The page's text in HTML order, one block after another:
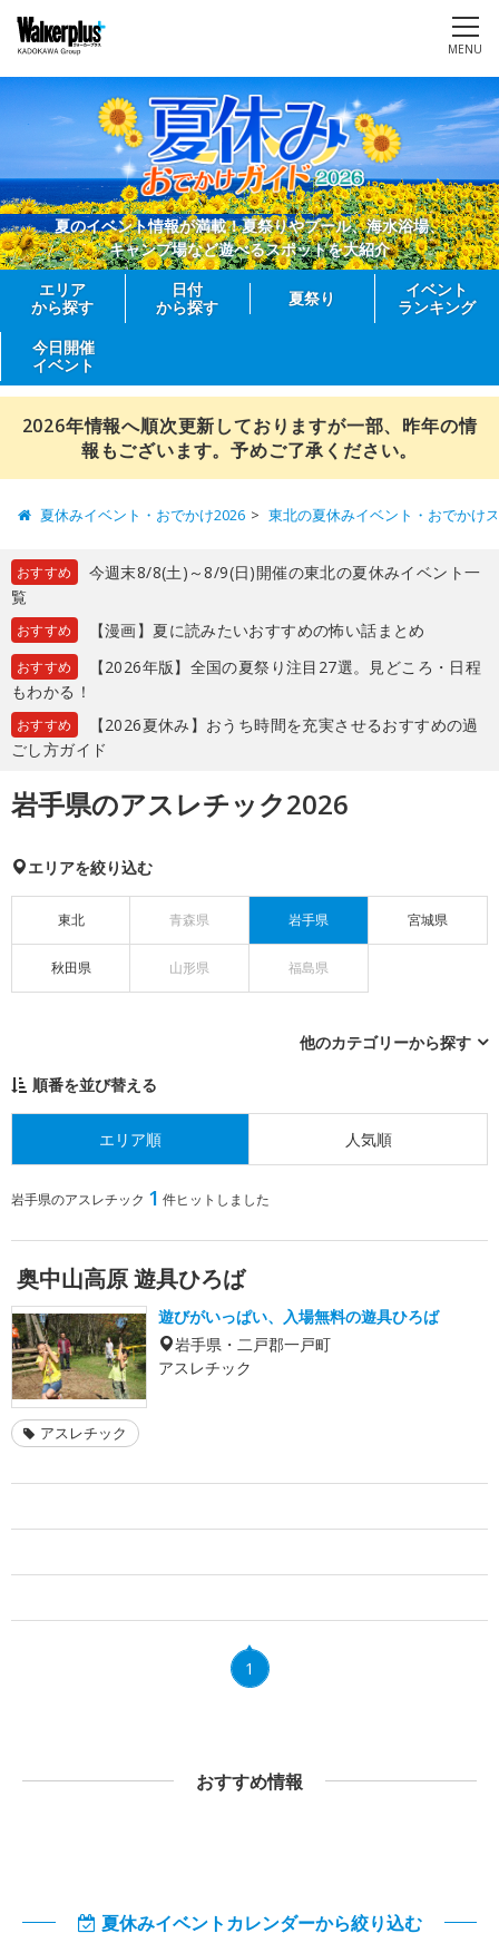
MENU
夏のイベント情報が満載！夏祭りやプール、海水浴場、
キャンプ場など遊べるスポットを大紹介
エリア
から探す
日付
から探す
夏祭り
イベント
ランキング
今日開催
イベント
2026年情報へ順次更新しておりますが一部、昨年の情
報もございます。予めご了承ください。
夏休みイベント・おでかけ2026 東北の夏休みイベント・おでかけ
おすすめ
今週末8/8(土)～8/9(日)開催の東北の夏休みイベント一
覧
おすすめ 【漫画】夏に読みたいおすすめの怖い話まとめ
おすすめ
【2026年版】全国の夏祭り注目27選。見どころ・日程
もわかる！
おすすめ
【2026夏休み】おうち時間を充実させるおすすめの過
ごし方ガイド
岩手県のアスレチック2026
エリアを絞り込む
東北 青森県 岩手県 宮城県
秋田県 山形県 福島県
他のカテゴリーから探す
順番を並び替える
エリア順 人気順
岩手県のアスレチック 1 件ヒットしました
奥中山高原 遊具ひろば
遊びがいっぱい、入場無料の遊具ひろば
岩手県・二戸郡一戸町
アスレチック
アスレチック
1
おすすめ情報
夏休みイベントカレンダーから絞り込む